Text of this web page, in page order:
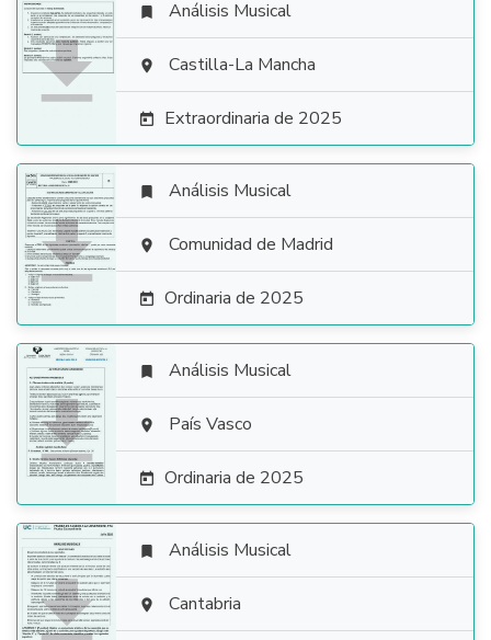

 Análisis Musical
 Castilla-La Mancha
 Extraordinaria de 2025

 Análisis Musical
 Comunidad de Madrid
 Ordinaria de 2025

 Análisis Musical
 País Vasco
 Ordinaria de 2025

 Análisis Musical
 Cantabria